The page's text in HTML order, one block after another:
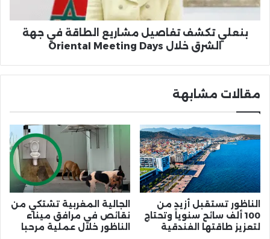
الشرق
خلال
Oriental
بنعلي تكشف تفاصيل مشاريع الطاقة في جهة
الشرق خلال Oriental Meeting Days
مقالات مشابهة
الناظور تستقبل أزيد من
100 ألف سائح سنوياً وتحتاج
لتعزيز طاقتها الفندقية
الجالية المغربية تشتكي من
نقائص في مرافق ميناء
الناظور خلال عملية مرحبا